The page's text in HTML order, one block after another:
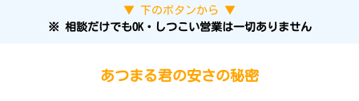
▼ 下のボタンから ▼
※ 相談だけでもOK・しつこい営業は一切ありません
あつまる君の安さの秘密